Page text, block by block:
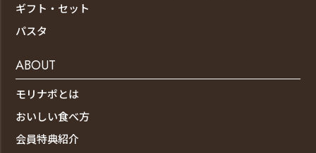
ギフト・セット
パスタ
ABOUT
モリナポとは
おいしい食べ方
会員特典紹介